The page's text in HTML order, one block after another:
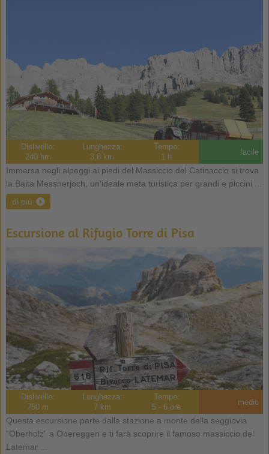
Dislivello:
240 hm
Lunghezza:
3,8 km
Tempo:
1 h
facile
Immersa negli alpeggi ai piedi del Massiccio del Catinaccio si trova
la Baita Messnerjoch, un'ideale meta turistica per grandi e piccini ...
di più
Escursione al Rifugio Torre di Pisa
Dislivello:
750 m
Lunghezza:
7 km
Tempo:
5 - 6 ore
medio
Questa escursione parte dalla stazione a monte della seggiovia
“Oberholz” a Obereggen e ti farà scoprire il famoso massiccio del
Latemar ...